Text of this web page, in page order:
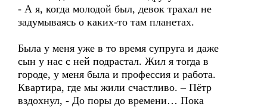
- А я, когда молодой был, девок трахал не
задумываясь о каких-то там планетах.
Была у меня уже в то время супруга и даже
сын у нас с ней подрастал. Жил я тогда в
городе, у меня была и профессия и работа.
Квартира, где мы жили счастливо. – Пётр
вздохнул, - До поры до времени… Пока